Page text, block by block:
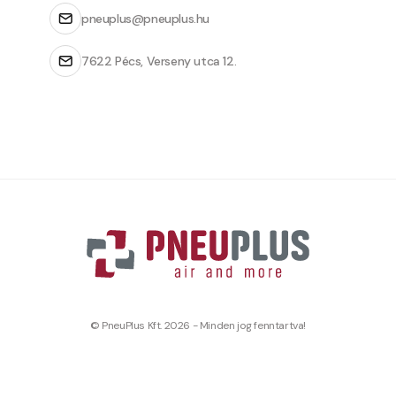
pneuplus@pneuplus.hu
7622 Pécs, Verseny utca 12.
© PneuPlus Kft. 2026 - Minden jog fenntartva!